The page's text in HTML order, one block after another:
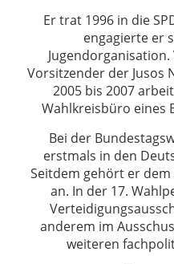
Er trat 1996 in die
engagierte er
Vorsitzender der Jusos
2005 bis 2007
Wahlkreisbüro eines
Bei der
erstmals in den
Seitdem gehört er
an. In der 17.
anderem im
weiteren